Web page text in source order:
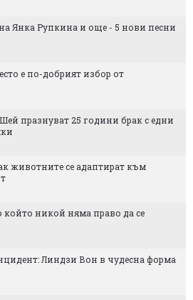
Янка Рупкина и още - 5 нови песни
е по-добрият избор от
празнуват 25 години брак с едни
животните се адаптират към
който никой няма право да се
Линдзи Вон в чудесна форма